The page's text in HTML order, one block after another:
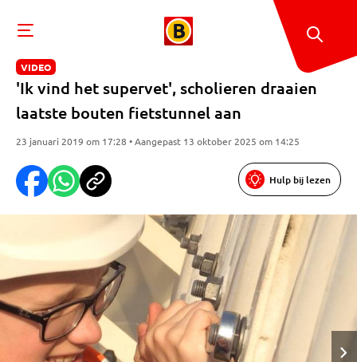
VIDEO
'Ik vind het supervet', scholieren draaien
laatste bouten fietstunnel aan
23 januari 2019 om 17:28 • Aangepast 13 oktober 2025 om 14:25
Hulp bij lezen